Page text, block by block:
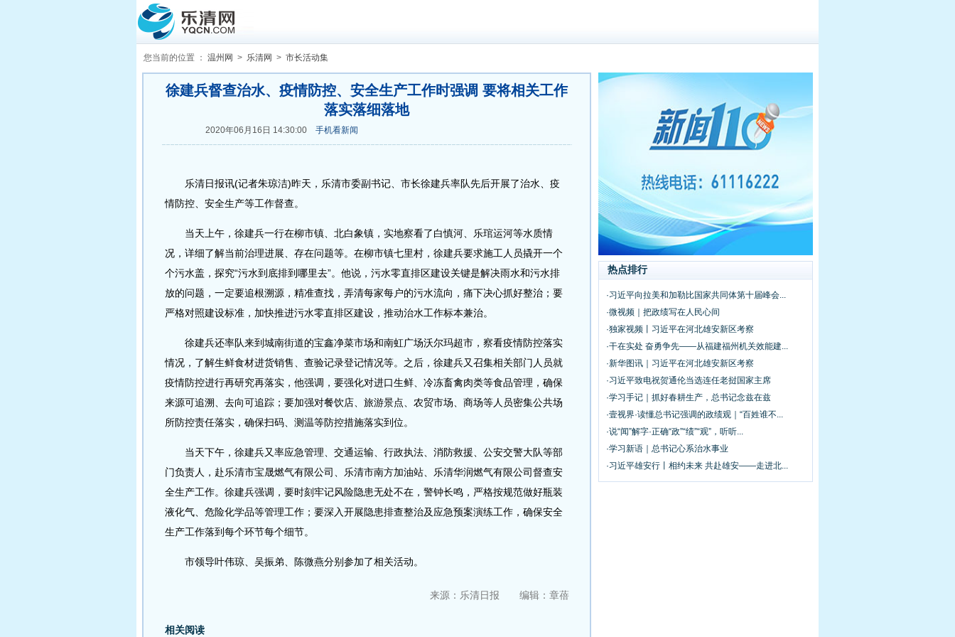
您当前的位置 ： 温州网 > 乐清网 > 市长活动集
徐建兵督查治水、疫情防控、安全生产工作时强调 要将相关工作
落实落细落地
2020年06月16日 14:30:00 手机看新闻
乐清日报讯(记者朱琼洁)昨天，乐清市委副书记、市长徐建兵率队先后开展了治水、疫
情防控、安全生产等工作督查。
当天上午，徐建兵一行在柳市镇、北白象镇，实地察看了白慎河、乐琯运河等水质情
况，详细了解当前治理进展、存在问题等。在柳市镇七里村，徐建兵要求施工人员撬开一个
个污水盖，探究“污水到底排到哪里去”。他说，污水零直排区建设关键是解决雨水和污水排
放的问题，一定要追根溯源，精准查找，弄清每家每户的污水流向，痛下决心抓好整治；要
严格对照建设标准，加快推进污水零直排区建设，推动治水工作标本兼治。
徐建兵还率队来到城南街道的宝鑫净菜市场和南虹广场沃尔玛超市，察看疫情防控落实
情况，了解生鲜食材进货销售、查验记录登记情况等。之后，徐建兵又召集相关部门人员就
疫情防控进行再研究再落实，他强调，要强化对进口生鲜、冷冻畜禽肉类等食品管理，确保
来源可追溯、去向可追踪；要加强对餐饮店、旅游景点、农贸市场、商场等人员密集公共场
所防控责任落实，确保扫码、测温等防控措施落实到位。
当天下午，徐建兵又率应急管理、交通运输、行政执法、消防救援、公安交警大队等部
门负责人，赴乐清市宝晟燃气有限公司、乐清市南方加油站、乐清华润燃气有限公司督查安
全生产工作。徐建兵强调，要时刻牢记风险隐患无处不在，警钟长鸣，严格按规范做好瓶装
液化气、危险化学品等管理工作；要深入开展隐患排查整治及应急预案演练工作，确保安全
生产工作落到每个环节每个细节。
市领导叶伟琼、吴振弟、陈微燕分别参加了相关活动。
来源：乐清日报 编辑：章蓓
相关阅读
热点排行
·习近平向拉美和加勒比国家共同体第十届峰会...
·微视频｜把政绩写在人民心间
·独家视频丨习近平在河北雄安新区考察
·干在实处 奋勇争先——从福建福州机关效能建...
·新华图讯｜习近平在河北雄安新区考察
·习近平致电祝贺通伦当选连任老挝国家主席
·学习手记｜抓好春耕生产，总书记念兹在兹
·壹视界·读懂总书记强调的政绩观｜“百姓谁不...
·说“闻”解字·正确“政”“绩”“观”，听听...
·学习新语｜总书记心系治水事业
·习近平雄安行丨相约未来 共赴雄安——走进北...